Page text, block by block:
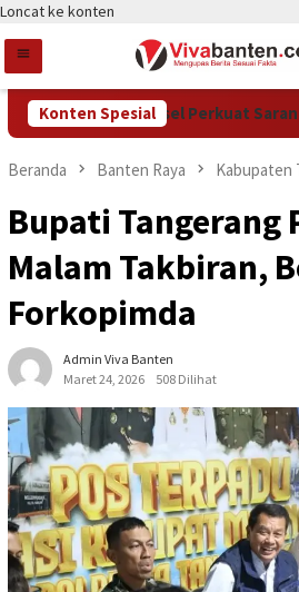
Loncat ke konten
Konten Spesial
Pemkot Tangsel Perkuat Sarana
Beranda Banten Raya Kabupaten
Bupati Tangerang
Malam Takbiran,
Forkopimda
Admin Viva Banten
Maret 24, 2026
508 Dilihat